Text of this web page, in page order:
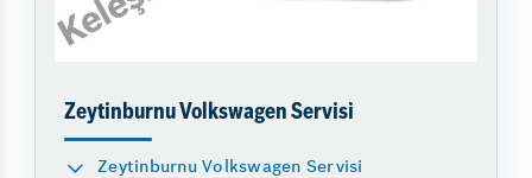
Zeytinburnu Volkswagen Servisi
Zeytinburnu Volkswagen Servisi